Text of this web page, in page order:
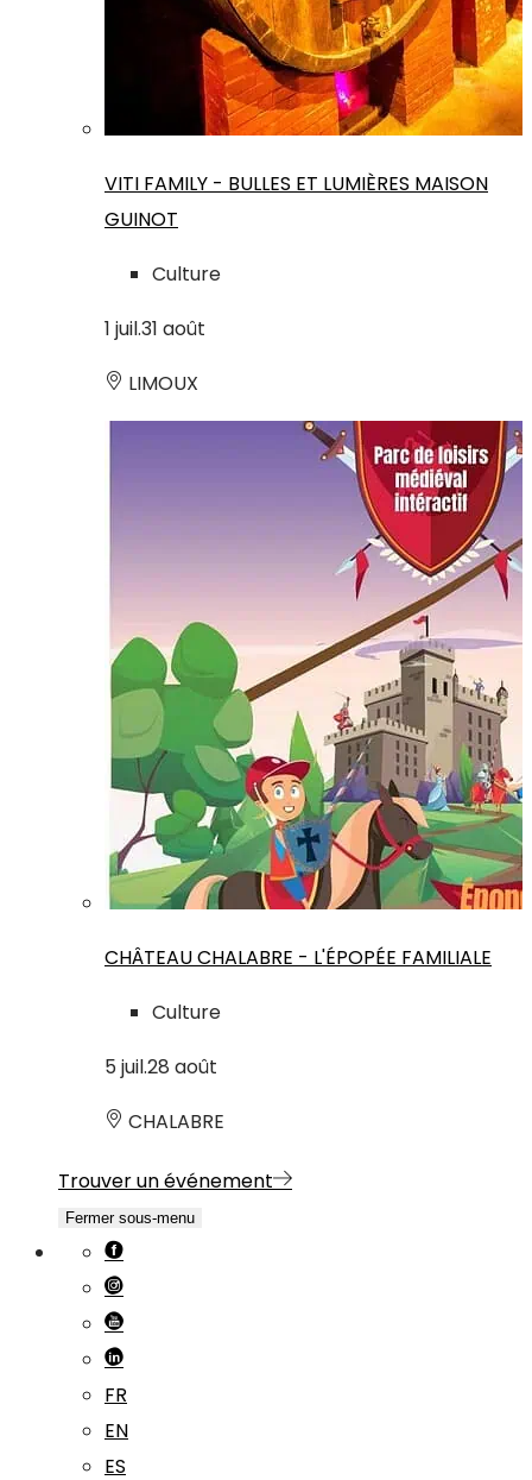
VITI FAMILY - BULLES ET LUMIÈRES MAISON
GUINOT
Culture
1 juil.31 août
LIMOUX
CHÂTEAU CHALABRE - L'ÉPOPÉE FAMILIALE
Culture
5 juil.28 août
CHALABRE
Trouver un événement
Fermer sous-menu
FR
EN
ES